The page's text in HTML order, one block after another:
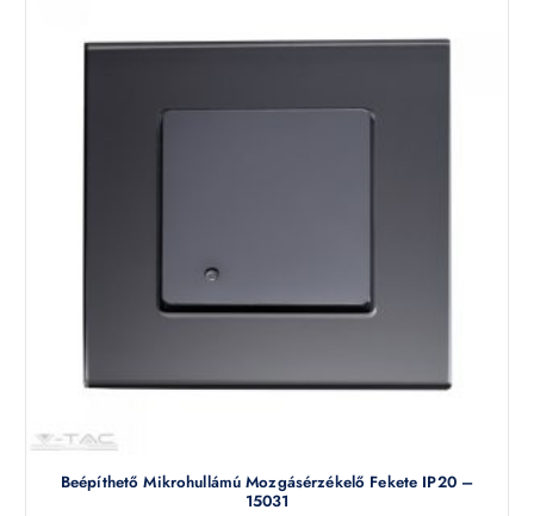
Beépíthető Mikrohullámú Mozgásérzékelő Fekete IP20 –
15031